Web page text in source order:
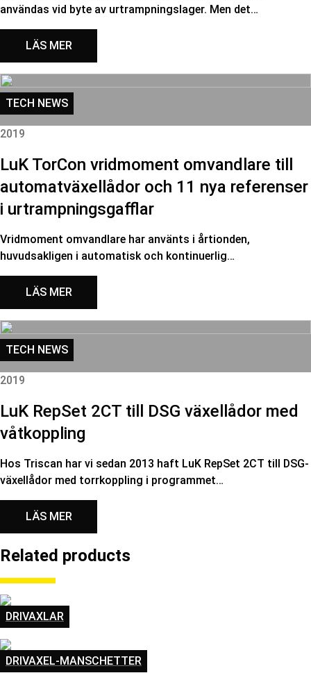
användas vid byte av urtrampningslager. Men det…
LÄS MER
TECH NEWS
2019
LuK TorCon vridmoment omvandlare till
automatväxellådor och 11 nya referenser
i urtrampningsgafflar
Vridmoment omvandlare har använts i årtionden,
huvudsakligen i automatisk och kontinuerlig…
LÄS MER
TECH NEWS
2019
LuK RepSet 2CT till DSG växellådor med
våtkoppling
Hos Triscan har vi sedan 2013 haft LuK RepSet 2CT till DSG-
växellådor med torrkoppling i programmet…
LÄS MER
Related products
DRIVAXLAR
DRIVAXEL-MANSCHETTER